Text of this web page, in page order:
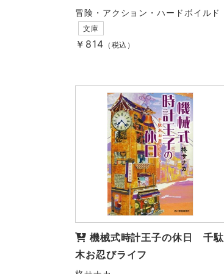
冒険・アクション・ハードボイルド
文庫
￥814 （税込）
機械式時計王子の休日 千駄
木お忍びライフ